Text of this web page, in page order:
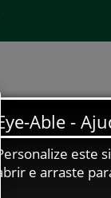
TORNA-TE AFILIADO